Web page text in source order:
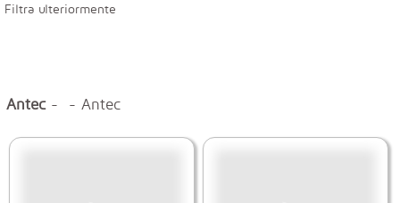
Filtra ulteriormente
Antec- - Antec